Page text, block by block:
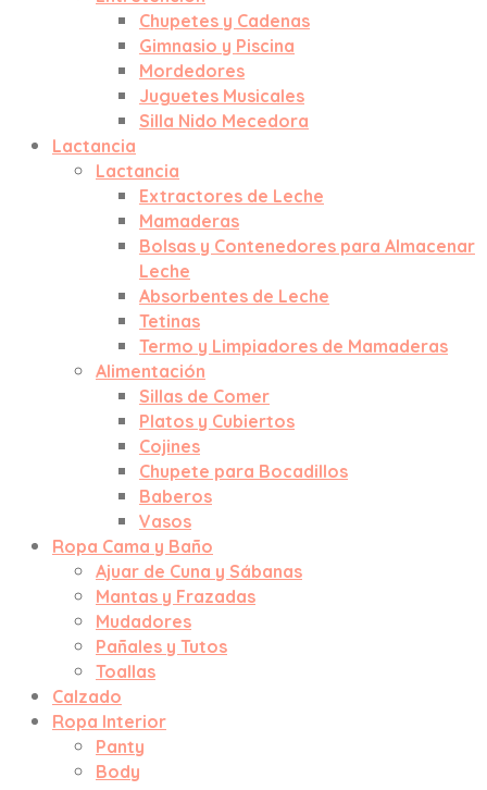
Chupetes y Cadenas
Gimnasio y Piscina
Mordedores
Juguetes Musicales
Silla Nido Mecedora
Lactancia
Lactancia
Extractores de Leche
Mamaderas
Bolsas y Contenedores para Almacenar
Leche
Absorbentes de Leche
Tetinas
Termo y Limpiadores de Mamaderas
Alimentación
Sillas de Comer
Platos y Cubiertos
Cojines
Chupete para Bocadillos
Baberos
Vasos
Ropa Cama y Baño
Ajuar de Cuna y Sábanas
Mantas y Frazadas
Mudadores
Pañales y Tutos
Toallas
Calzado
Ropa Interior
Panty
Body